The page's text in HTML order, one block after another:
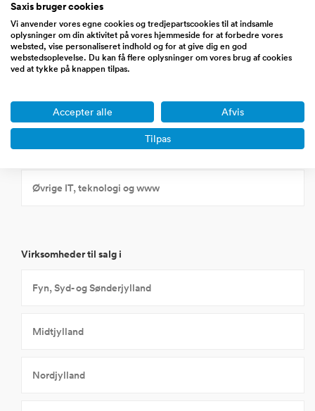
Internethandel Detail (b2c)
Internethandel Engros (b2b)
IT/computer/databehandling
Øvrige IT, teknologi og www
Virksomheder til salg i
Fyn, Syd- og Sønderjylland
Midtjylland
Nordjylland
Saxis bruger cookies
Vi anvender vores egne cookies og tredjepartscookies til at indsamle
oplysninger om din aktivitet på vores hjemmeside for at forbedre vores
websted, vise personaliseret indhold og for at give dig en god
webstedsoplevelse. Du kan få flere oplysninger om vores brug af cookies
ved at tykke på knappen tilpas.
Accepter alle Afvis
Tilpas